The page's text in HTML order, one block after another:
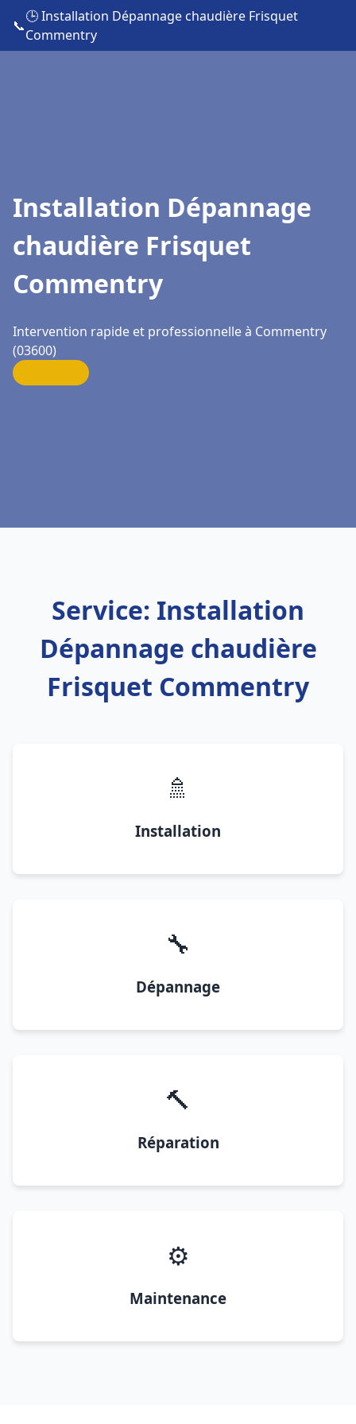
📞
🕒 Installation Dépannage chaudière Frisquet
Commentry
Installation Dépannage
chaudière Frisquet
Commentry
Intervention rapide et professionnelle à Commentry
(03600)
Service: Installation
Dépannage chaudière
Frisquet Commentry
🚿
Installation
🔧
Dépannage
🔨
Réparation
⚙️
Maintenance